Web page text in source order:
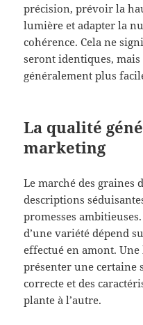
précision, prévoir la
lumière et adapter la
cohérence. Cela ne
seront identiques,
généralement plus
La qualité
marketing
Le marché des graines
descriptions
promesses
d’une variété dépend
effectué en amont.
présenter une
correcte et des
plante à l’autre.